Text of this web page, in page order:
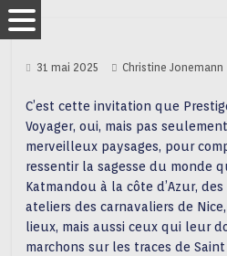
31 mai 2025 Christine Jonemann
C’est cette invitation que
Voyager, oui, mais pas
merveilleux paysages, pour
ressentir la sagesse du monde
Katmandou à la côte d’Azur,
ateliers des carnavaliers de
lieux, mais aussi ceux qui leur
marchons sur les traces de